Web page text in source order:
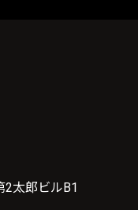
2太郎ビルB1